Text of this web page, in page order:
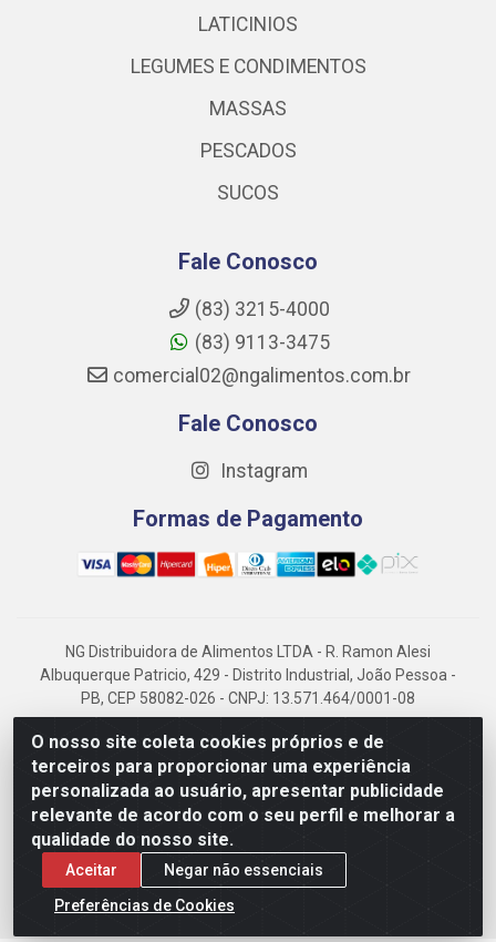
O nosso site coleta cookies próprios e de
terceiros para proporcionar uma experiência
personalizada ao usuário, apresentar publicidade
relevante de acordo com o seu perfil e melhorar a
qualidade do nosso site.
Aceitar
Negar não essenciais
Preferências de Cookies
LATICINIOS
LEGUMES E CONDIMENTOS
MASSAS
PESCADOS
SUCOS
Fale Conosco
(83) 3215-4000
(83) 9113-3475
comercial02@ngalimentos.com.br
Fale Conosco
Instagram
Formas de Pagamento
NG Distribuidora de Alimentos LTDA - R. Ramon Alesi
Albuquerque Patricio, 429 - Distrito Industrial, João Pessoa -
PB, CEP 58082-026 - CNPJ: 13.571.464/0001-08
NG Alimentos, há mais de 14 anos no mercado paraibano, é
referência em frigorificados, destacando-se pela logística
eficiente e excelência.